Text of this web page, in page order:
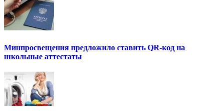
Минпросвещения предложило ставить QR-код на
школьные аттестаты